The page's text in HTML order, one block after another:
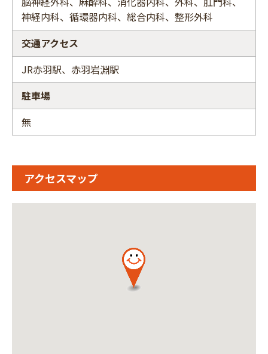
神経内科、循環器内科、総合内科、整形外科
交通アクセス
JR赤羽駅、赤羽岩淵駅
駐車場
無
アクセスマップ